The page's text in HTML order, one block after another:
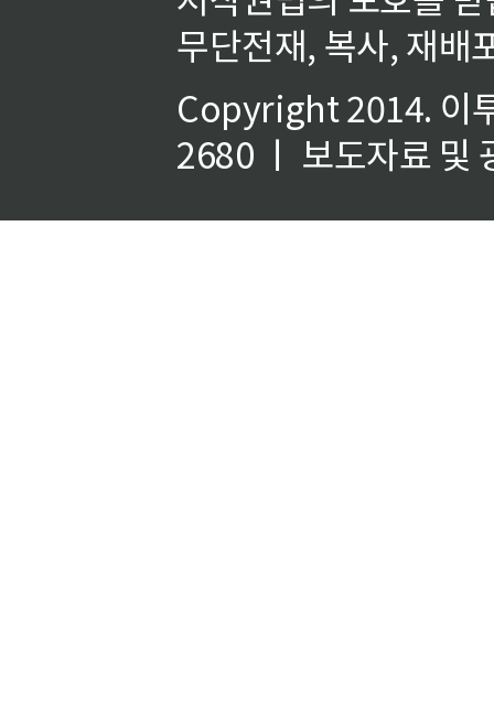
무단전재, 복사, 재배
Copyright 2014. 이
2680 ㅣ 보도자료